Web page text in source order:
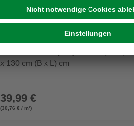
x 130 cm (B x L) cm
39,99 €
(30,76 € / m²)